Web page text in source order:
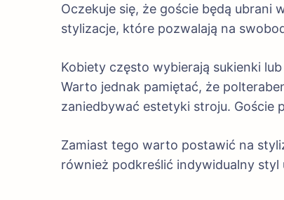
Oczekuje się, że goście będą ubrani
stylizacje, które pozwalają na
Kobiety często wybierają sukienki
Warto jednak pamiętać, że
zaniedbywać estetyki stroju.
Zamiast tego warto postawić na
również podkreślić indywidualny styl